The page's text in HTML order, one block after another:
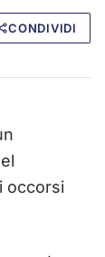
CONDIVIDI
occorsi